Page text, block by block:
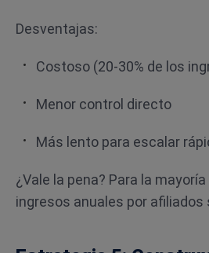
Desventajas:
Costoso (20-30% de los
Menor control directo
Más lento para escalar
¿Vale la pena? Para la
ingresos anuales por afiliados